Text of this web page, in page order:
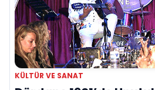
KÜLTÜR VE SANAT